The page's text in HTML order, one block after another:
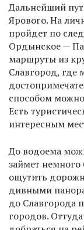
Дальнейший
Ярового. На
пройдет по
Ордынское —
маршруты из
Славгород, где
способом можно
Есть
интересным
До водоема
займет
ощутить
дивными
до Славгорода
городов.